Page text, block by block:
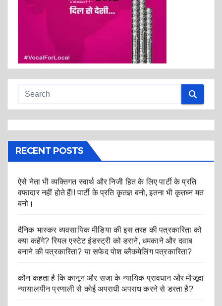
RECENT POSTS
ऐसे नेता भी व्यक्तिगत स्वार्थ और निजी हित के लिए पार्टी के प्रति
वफादार नहीं होते हैं!! पार्टी के प्रति कृतज्ञ बनो, इतना भी कृतघ्न मत
बनो।
दैनिक भास्कर व्यवसायिक मीडिया की इस तरह की पत्रकारिता को
क्या कहेंगे? रियल एस्टेट इंडस्ट्री को डराने, धमकाने और दवाब
बनाने की पत्रकारिता? या सफेद पोश ब्लैकमेलिंग पत्रकारिता?
कौन कहता है कि कानून और सजा के न्यायिक प्रावधान और मौजूदा
न्यायालयीन प्रणाली से कोई अपराधी अपराध करने से डरता है?